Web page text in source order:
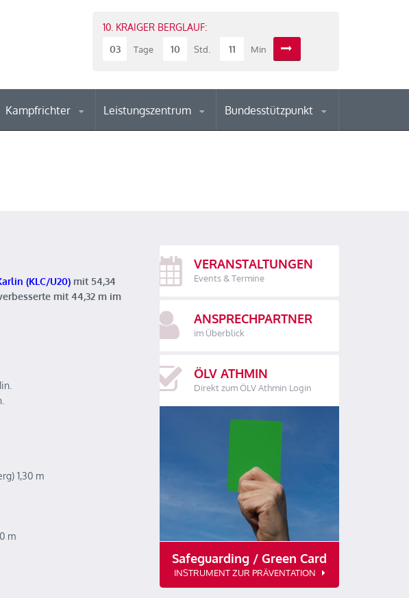
10. KRAIGER BERGLAUF:
03
Tage 10 Std. 11 Min
Kampfrichter Leistungszentrum Bundesstützpunkt
(KLC/U20) mit 54,34
mit 44,32 m im
1,30 m
m
VERANSTALTUNGEN
Events & Termine
ANSPRECHPARTNER
im Überblick
ÖLV ATHMIN
Direkt zum ÖLV Athmin Login
Safeguarding / Green Card
INSTRUMENT ZUR PRÄVENTATION